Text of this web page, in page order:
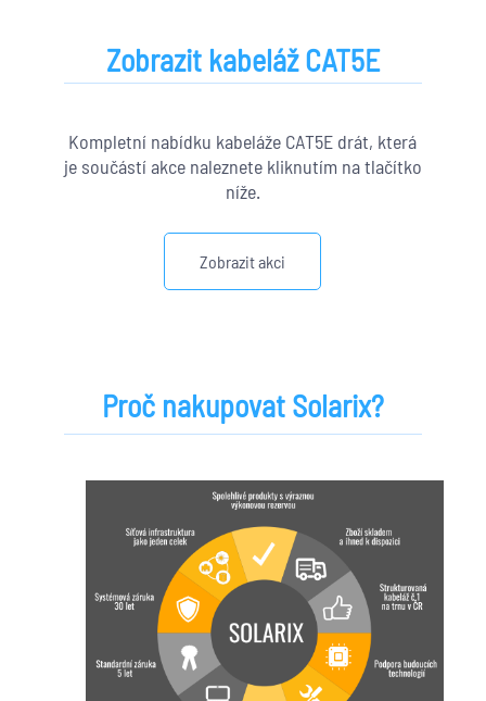
Zobrazit kabeláž CAT5E
Kompletní nabídku kabeláže CAT5E drát, která
je součástí akce naleznete kliknutím na tlačítko
níže.
Zobrazit akci
Proč nakupovat Solarix?